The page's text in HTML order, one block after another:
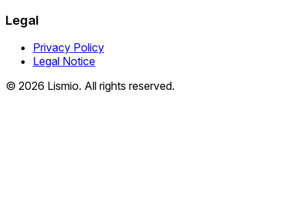
Legal
Privacy Policy
Legal Notice
© 2026 Lismio. All rights reserved.